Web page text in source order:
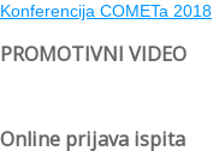
Konferencija COMETa 2018
PROMOTIVNI VIDEO
Online prijava ispita